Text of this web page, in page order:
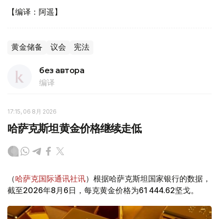
【编译：阿遥】
黄金储备 议会 宪法
без автора
编译
17:15, 06 8月 2026
哈萨克斯坦黄金价格继续走低
（哈萨克国际通讯社讯）根据哈萨克斯坦国家银行的数据，
截至2026年8月6日，每克黄金价格为61 444.62坚戈。